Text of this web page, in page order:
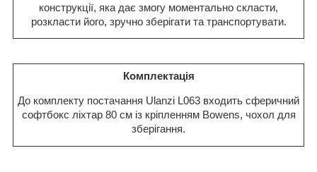
конструкції, яка дає змогу моментально скласти,
розкласти його, зручно зберігати та транспортувати.
Комплектація
До комплекту постачання Ulanzi L063 входить сферичний
софтбокс ліхтар 80 см із кріпленням Bowens, чохол для
зберігання.